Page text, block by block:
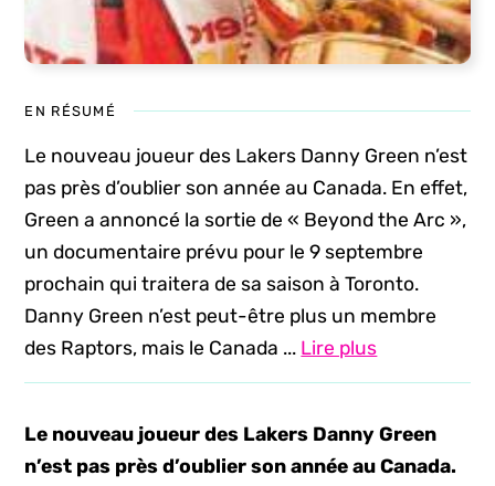
EN RÉSUMÉ
Le nouveau joueur des Lakers Danny Green n’est
pas près d’oublier son année au Canada. En effet,
Green a annoncé la sortie de « Beyond the Arc »,
un documentaire prévu pour le 9 septembre
prochain qui traitera de sa saison à Toronto.
Danny Green n’est peut-être plus un membre
des Raptors, mais le Canada ... Lire plus
Le nouveau joueur des Lakers Danny Green
n’est pas près d’oublier son année au Canada.